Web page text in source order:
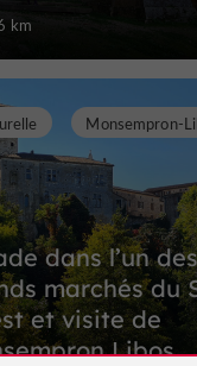
km
dans l’un
marchés du
et visite de
Libos
Monsempron-